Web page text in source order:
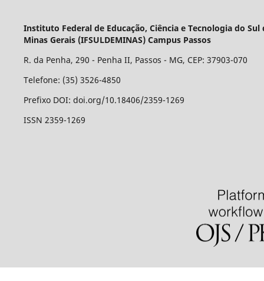
Instituto Federal de Educação, Ciência e Tecnologia do Sul
Minas Gerais (IFSULDEMINAS) Campus Passos
R. da Penha, 290 - Penha II, Passos - MG, CEP: 37903-070
Telefone: (35) 3526-4850
Prefixo DOI: doi.org/10.18406/2359-1269
ISSN 2359-1269